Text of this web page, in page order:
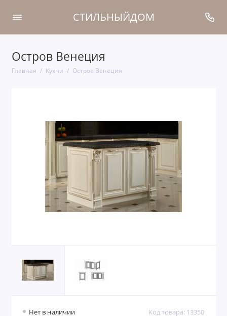
СТИЛЬНЫЙДОМ
Остров Венеция
Главная Кухни Остров Венеция
Нет в наличии Код товара: 13350